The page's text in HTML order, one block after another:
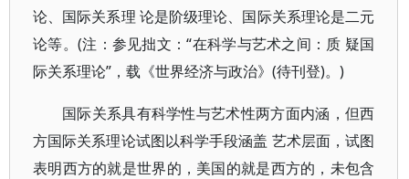
论、国际关系理 论是阶级理论、国际关系理论是二元
论等。(注：参见拙文：“在科学与艺术之间：质 疑国
际关系理论”，载《世界经济与政治》(待刊登)。)
国际关系具有科学性与艺术性两方面内涵，但西
方国际关系理论试图以科学手段涵盖 艺术层面，试图
表明西方的就是世界的，美国的就是西方的，未包含